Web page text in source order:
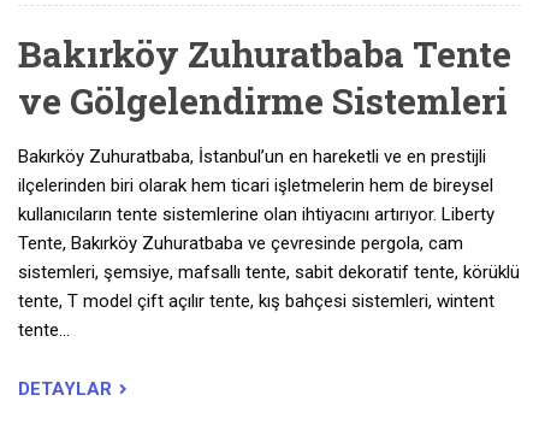
Bakırköy Zuhuratbaba Tente
ve Gölgelendirme Sistemleri
Bakırköy Zuhuratbaba, İstanbul’un en hareketli ve en prestijli
ilçelerinden biri olarak hem ticari işletmelerin hem de bireysel
kullanıcıların tente sistemlerine olan ihtiyacını artırıyor. Liberty
Tente, Bakırköy Zuhuratbaba ve çevresinde pergola, cam
sistemleri, şemsiye, mafsallı tente, sabit dekoratif tente, körüklü
tente, T model çift açılır tente, kış bahçesi sistemleri, wintent
tente…
DETAYLAR